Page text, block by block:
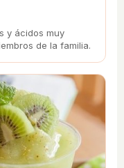
y ácidos muy
de la familia.